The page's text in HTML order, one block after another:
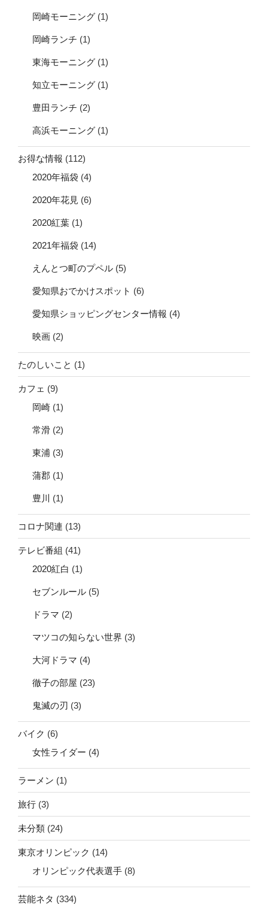
岡崎モーニング (1)
岡崎ランチ (1)
東海モーニング (1)
知立モーニング (1)
豊田ランチ (2)
高浜モーニング (1)
お得な情報 (112)
2020年福袋 (4)
2020年花見 (6)
2020紅葉 (1)
2021年福袋 (14)
えんとつ町のプペル (5)
愛知県おでかけスポット (6)
愛知県ショッピングセンター情報 (4)
映画 (2)
たのしいこと (1)
カフェ (9)
岡崎 (1)
常滑 (2)
東浦 (3)
蒲郡 (1)
豊川 (1)
コロナ関連 (13)
テレビ番組 (41)
2020紅白 (1)
セブンルール (5)
ドラマ (2)
マツコの知らない世界 (3)
大河ドラマ (4)
徹子の部屋 (23)
鬼滅の刃 (3)
バイク (6)
女性ライダー (4)
ラーメン (1)
旅行 (3)
未分類 (24)
東京オリンピック (14)
オリンピック代表選手 (8)
芸能ネタ (334)